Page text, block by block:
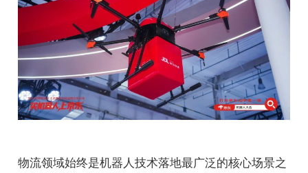
物流领域始终是机器人技术落地最广泛的核心场景之